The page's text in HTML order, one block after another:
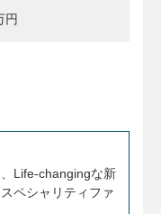
円
Life-changingな新
ペシャリティファ